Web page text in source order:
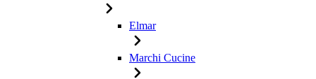
Elmar
Marchi Cucine